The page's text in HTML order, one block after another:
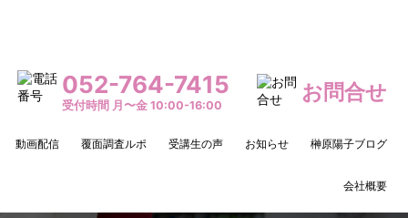
052-764-7415
受付時間 月〜金 10:00-16:00
お問合せ
動画配信 覆面調査ルポ 受講生の声 お知らせ 榊原陽子ブログ
会社概要